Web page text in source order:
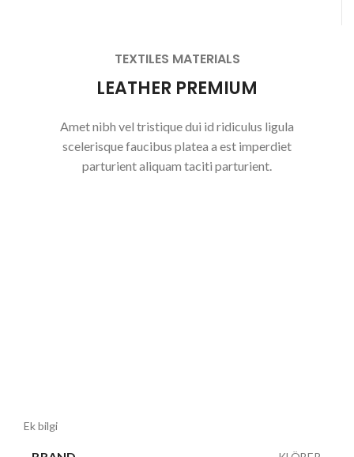
TEXTILES MATERIALS
LEATHER PREMIUM
Amet nibh vel tristique dui id ridiculus ligula
scelerisque faucibus platea a est imperdiet
parturient aliquam taciti parturient.
Ek bilgi